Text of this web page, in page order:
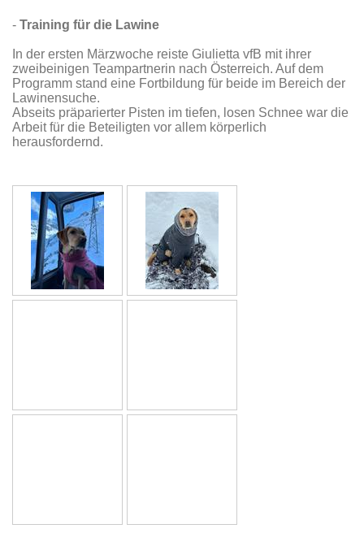
- Training für die Lawine
In der ersten Märzwoche reiste Giulietta vfB mit ihrer
zweibeinigen Teampartnerin nach Österreich. Auf dem
Programm stand eine Fortbildung für beide im Bereich der
Lawinensuche.
Abseits präparierter Pisten im tiefen, losen Schnee war die
Arbeit für die Beteiligten vor allem körperlich
herausfordernd.